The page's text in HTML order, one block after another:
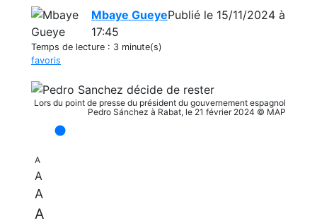
Mbaye GueyePublié le 15/11/2024 à
17:45
Temps de lecture : 3 minute(s)
favoris
Lors du point de presse du président du gouvernement espagnol
Pedro Sánchez à Rabat, le 21 février 2024 © MAP
A
A
A
A